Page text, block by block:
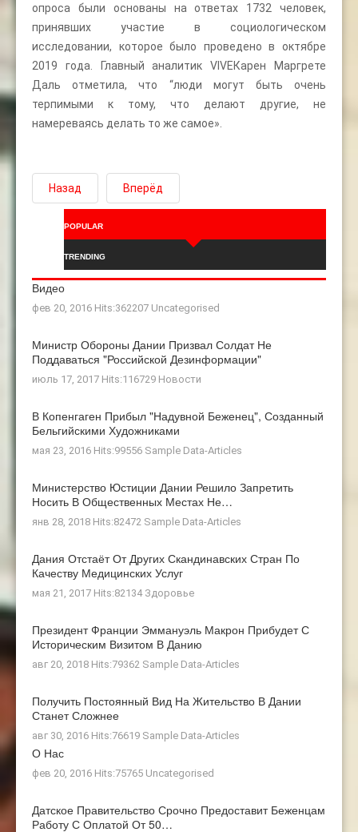
опроса были основаны на ответах 1732 человек,
принявших участие в социологическом
исследовании, которое было проведено в октябре
2019 года. Главный аналитик VIVEКарен Маргрете
Даль отметила, что “люди могут быть очень
терпимыми к тому, что делают другие, не
намереваясь делать то же самое».
Назад Вперёд
POPULAR
TRENDING
Видео
фев 20, 2016 Hits:362207 Uncategorised
Министр Обороны Дании Призвал Солдат Не
Поддаваться "российской Дезинформации"
июль 17, 2017 Hits:116729 Новости
В Копенгаген Прибыл "Надувной Беженец", Созданный
Бельгийскими Художниками
мая 23, 2016 Hits:99556 Sample Data-Articles
Министерство Юстиции Дании Решило Запретить
Носить В Общественных Местах Не…
янв 28, 2018 Hits:82472 Sample Data-Articles
Дания Отстаёт От Других Скандинавских Стран По
Качеству Медицинских Услуг
мая 21, 2017 Hits:82134 Здоровье
Президент Франции Эммануэль Макрон Прибудет С
Историческим Визитом В Данию
авг 20, 2018 Hits:79362 Sample Data-Articles
Получить Постоянный Вид На Жительство В Дании
Станет Сложнее
авг 30, 2016 Hits:76619 Sample Data-Articles
О Нас
фев 20, 2016 Hits:75765 Uncategorised
Датское Правительство Срочно Предоставит Беженцам
Работу С Оплатой От 50…